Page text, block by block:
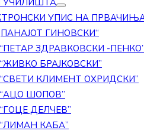
УЧИЛИШТА
УПИС НА
ГИНОВСКИ“
ЗДРАВКОВСКИ -ПЕНКО”
БРАЈКОВСКИ”
КЛИМЕНТ ОХРИДСКИ”
ШОПОВ”
ДЕЛЧЕВ”
КАБА”